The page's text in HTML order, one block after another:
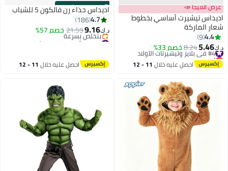
عرض الميجا 📣
اديداس تيشيرت أساسي بخطوط
شعار الماركة
4.4
9
د.ك‏ 5.46
8.24خصم 33% #4 في بلايز وتيشيرتات الأولاد
أقل سعر في السنة
#4 في بلايز وتيشيرتات الأولاد احصل عليه خلال 11 - 12
00m:00s
·باقي 9
اديداس حذاء رن فالكون 5 للشباب
4.7
186
د.ك‏ 9.16
21.59خصم 57%
#2 في أحذية رياضية للأولاد
أقل سعر في 30 يوم
#2 في أحذية رياضية للأولاد احصل عليه خلال 11 - 12